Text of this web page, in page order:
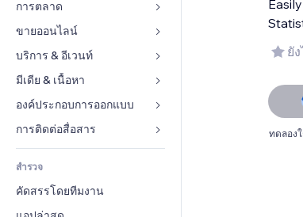
การตลาด
โฆษณา
โทรศัพท์มือถือ
บทวิเคราะห์
โซเชียล
ทำอันดับเว็บไซต์
อีเมล
ขายออนไลน์
แอปสำหรับร้านค้า
การจัดส่ง & ส่งมอบสินค้า
ปุ่มการจำหน่าย
คอร์สออนไลน์
บัญชี
คูปอง & ความภักดีในแบรนด์
โซลูชันคลังสินค้า
บริการ & อีเวนท์
โรงแรม
อีเวนท์
ร้านอาหาร
อสังหาริมทรัพย์
การจอง
มีเดีย & เนื้อหา
แกลเลอรี
เพลง
พอดแคสต์
การถ่ายภาพ
วิดีโอ
PDF
องค์ประกอบการออกแบบ
แผนที่  & การนำทาง
ส่วนบุคคล & ความปลอดภัย
นาฬิกา
เทมเพลตเพจ
แบบฟอร์ม
แบบสำรวจ
สำรวจ
คัดสรรโดยทีมงาน
ยั
ทดลอง